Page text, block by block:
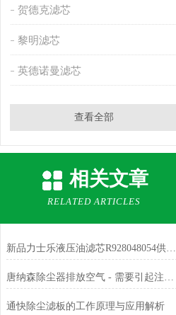
贺德克滤芯
黎明滤芯
英德诺曼滤芯
查看全部
相关文章
RELATED ARTICLES
新品力士乐液压油滤芯R928048054供应厂家
唐纳森除尘器排放空气 - 需要引起注意的 3 个原因
通快除尘滤板的工作原理与应用解析